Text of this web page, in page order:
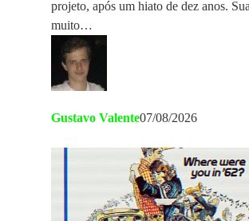
projeto, após um hiato de dez anos.
muito…
Gustavo Valente07/08/2026